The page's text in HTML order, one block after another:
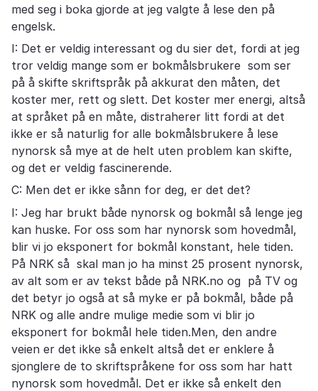
med seg i boka gjorde at jeg valgte å lese den på
engelsk.
I: Det er veldig interessant og du sier det, fordi at jeg
tror veldig mange som er bokmålsbrukere som ser
på å skifte skriftspråk på akkurat den måten, det
koster mer, rett og slett. Det koster mer energi, altså
at språket på en måte, distraherer litt fordi at det
ikke er så naturlig for alle bokmålsbrukere å lese
nynorsk så mye at de helt uten problem kan skifte,
og det er veldig fascinerende.
C: Men det er ikke sånn for deg, er det det?
I: Jeg har brukt både nynorsk og bokmål så lenge jeg
kan huske. For oss som har nynorsk som hovedmål,
blir vi jo eksponert for bokmål konstant, hele tiden.
På NRK så skal man jo ha minst 25 prosent nynorsk,
av alt som er av tekst både på NRK.no og på TV og
det betyr jo også at så myke er på bokmål, både på
NRK og alle andre mulige medie som vi blir jo
eksponert for bokmål hele tiden.Men, den andre
veien er det ikke så enkelt altså det er enklere å
sjonglere de to skriftspråkene for oss som har hatt
nynorsk som hovedmål. Det er ikke så enkelt den